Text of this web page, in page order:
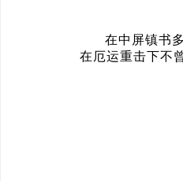
在中屏镇书
在厄运重击下不